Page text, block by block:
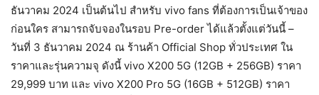
ธันวาคม 2024 เป็นต้นไป สำหรับ vivo fans ที่ต้องการเป็นเจ้าของ
ก่อนใคร สามารถจับจองในรอบ Pre-order ได้แล้วตั้งแต่วันนี้ –
วันที่ 3 ธันวาคม 2024 ณ ร้านค้า Official Shop ทั่วประเทศ ใน
ราคาและรุ่นความจุ ดังนี้ vivo X200 5G (12GB + 256GB) ราคา
29,999 บาท และ vivo X200 Pro 5G (16GB + 512GB) ราคา